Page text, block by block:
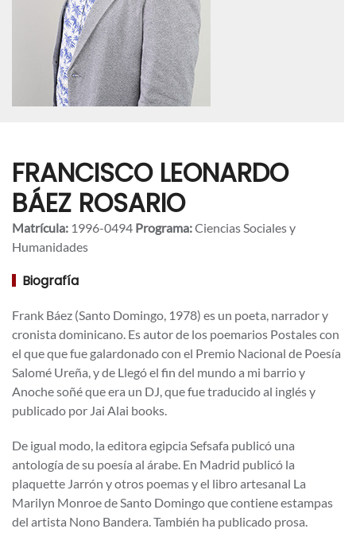
FRANCISCO LEONARDO
BÁEZ ROSARIO
Matrícula: 1996-0494 Programa:Ciencias Sociales y
Humanidades
Biografía
Frank Báez (Santo Domingo, 1978) es un poeta, narrador y
cronista dominicano. Es autor de los poemarios Postales con
el que que fue galardonado con el Premio Nacional de Poesía
Salomé Ureña, y de Llegó el fin del mundo a mi barrio y
Anoche soñé que era un DJ, que fue traducido al inglés y
publicado por Jai Alai books.
De igual modo, la editora egipcia Sefsafa publicó una
antología de su poesía al árabe. En Madrid publicó la
plaquette Jarrón y otros poemas y el libro artesanal La
Marilyn Monroe de Santo Domingo que contiene estampas
del artista Nono Bandera. También ha publicado prosa.